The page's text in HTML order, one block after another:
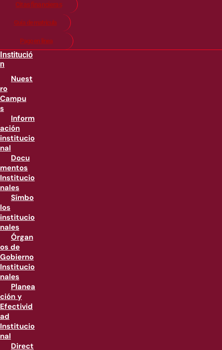
Citas financieras
Guía de matricula
Pago en línea
Institució
n
Nuest
ro
Campu
s
Inform
ación
institucio
nal
Docu
mentos
Institucio
nales
Símbo
los
institucio
nales
Órgan
os de
Gobierno
Institucio
nales
Planea
ción y
Efectivid
ad
Institucio
nal
Direct